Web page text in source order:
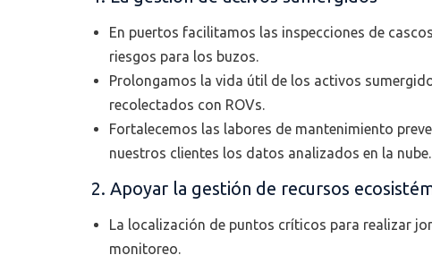
En puertos facilitamos las inspecciones de
riesgos para los buzos.
Prolongamos la vida útil de los activos
recolectados con ROVs.
Fortalecemos las labores de mantenimiento
nuestros clientes los datos analizados en la nube.
2. Apoyar la gestión de recursos
La localización de puntos críticos para realizar
monitoreo.